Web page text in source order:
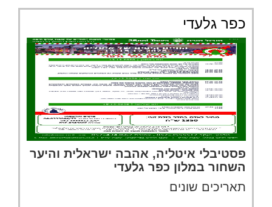
כפר גלעדי
פסטיבלי איטליה, אהבה ישראלית והיער
השחור במלון כפר גלעדי
תאריכים שונים